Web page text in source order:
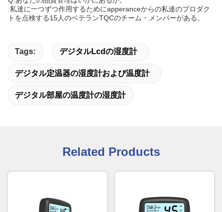
:私達に一つずつ作用するためにapperanceからの私達のプロダク
トを点検する15人のベテランTQCのチーム・メンバーがある。
Tags: デジタルlcdの湿度計
デジタル定温器の湿度計および温度計
デジタル部屋の温度計の湿度計
Related Products